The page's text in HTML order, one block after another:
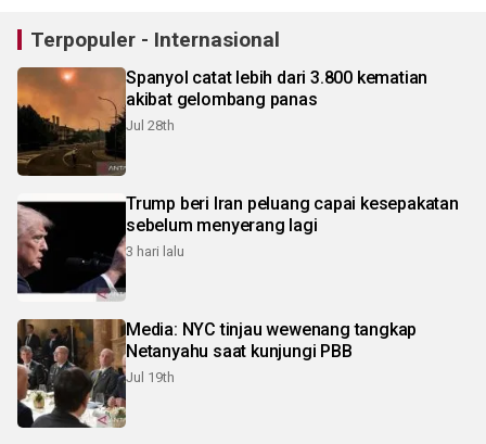
Terpopuler - Internasional
Spanyol catat lebih dari 3.800 kematian
akibat gelombang panas
Jul 28th
Trump beri Iran peluang capai kesepakatan
sebelum menyerang lagi
3 hari lalu
Media: NYC tinjau wewenang tangkap
Netanyahu saat kunjungi PBB
Jul 19th